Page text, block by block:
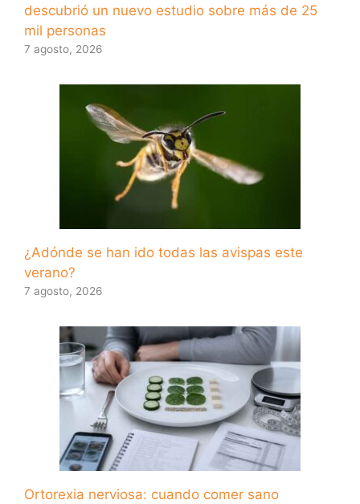
descubrió un nuevo estudio sobre más de 25
mil personas
7 agosto, 2026
¿Adónde se han ido todas las avispas este
verano?
7 agosto, 2026
Ortorexia nerviosa: cuando comer sano